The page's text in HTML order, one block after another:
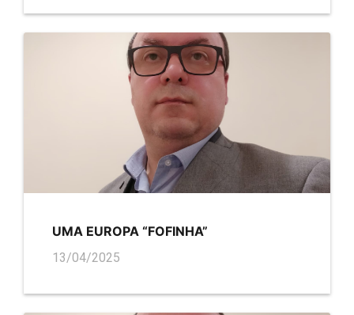
UMA EUROPA “FOFINHA”
13/04/2025